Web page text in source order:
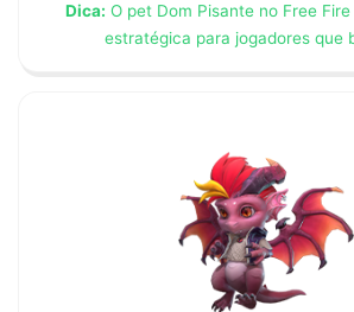
Dica: O pet Dom Pisante no Free
estratégica para jogadores que